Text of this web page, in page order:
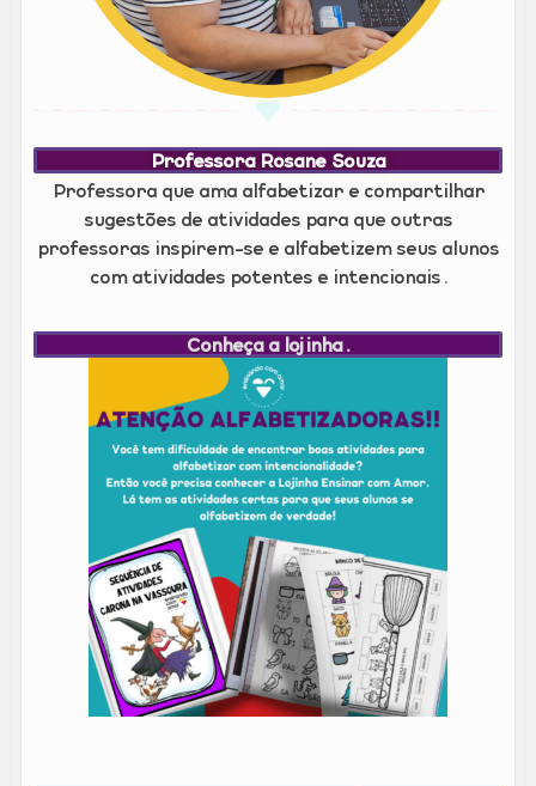
Professora Rosane Souza
Professora que ama alfabetizar e compartilhar
sugestões de atividades para que outras
professoras inspirem-se e alfabetizem seus alunos
com atividades potentes e intencionais.
Conheça a lojinha.